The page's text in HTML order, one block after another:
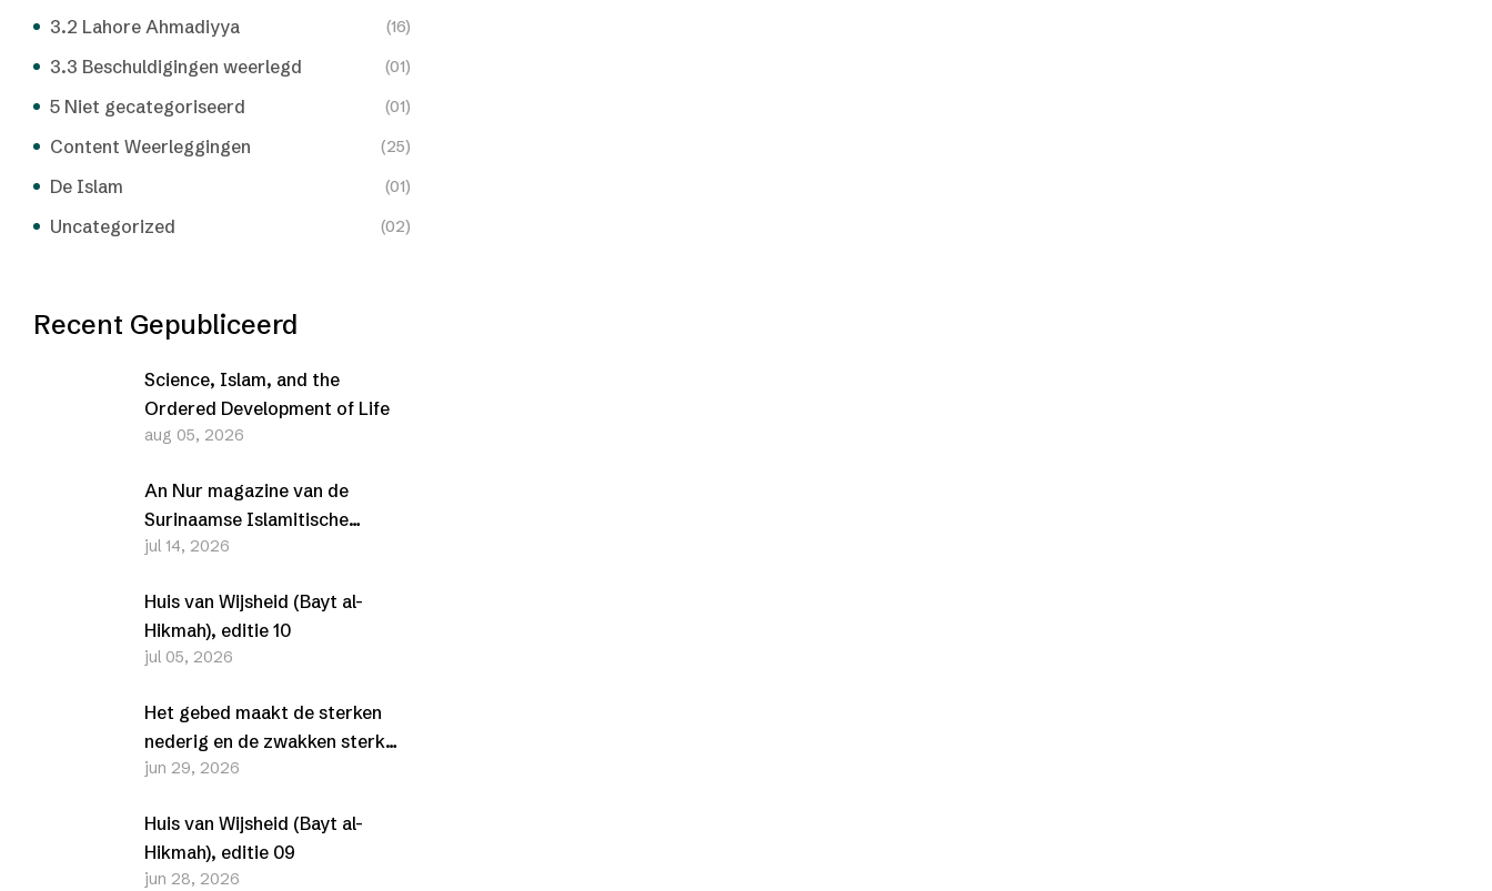
3.2 Lahore Ahmadiyya (16)
3.3 Beschuldigingen weerlegd (01)
5 Niet gecategoriseerd (01)
Content Weerleggingen (25)
De Islam (01)
Uncategorized (02)
Recent Gepubliceerd
Science, Islam, and the
Ordered Development of Life
aug 05, 2026
An Nur magazine van de
Surinaamse Islamitische
Vereniging (SIV) –
jul 14, 2026
Huis van Wijsheid (Bayt al-
Hikmah), editie 10
jul 05, 2026
Het gebed maakt de sterken
nederig en de zwakken sterk
(Al-Furqān, 25-63-77)
jun 29, 2026
Huis van Wijsheid (Bayt al-
Hikmah), editie 09
jun 28, 2026